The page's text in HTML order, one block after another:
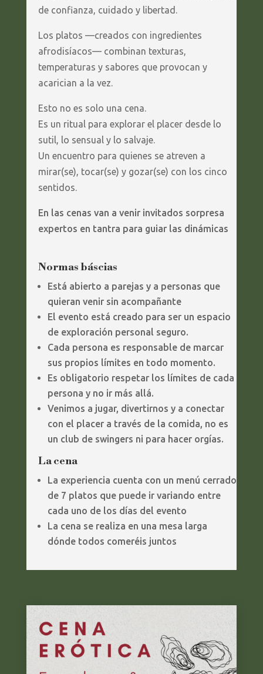
de confianza, cuidado y libertad.
Los platos —creados con ingredientes
afrodisíacos— combinan texturas,
temperaturas y sabores que provocan y
acarician a la vez.
Esto no es solo una cena.
Es un ritual para explorar el placer desde lo
sutil, lo sensual y lo salvaje.
Un encuentro para quienes se atreven a
mirar(se), tocar(se) y gozar(se) con los cinco
sentidos.
En las cenas van a venir invitados sorpresa
expertos en tantra para guiar las dinámicas
Normas báscias
Está abierto a parejas y a personas que
quieran venir sin acompañante
El evento está creado para ser un espacio
de exploración personal seguro.
Cada persona es responsable de marcar
sus propios límites en todo momento.
Es obligatorio respetar los límites de cada
persona y no ir más allá.
Venimos a jugar, divertirnos y a conectar
con el placer a través de la comida, no es
un club de swingers ni para hacer orgías.
La cena
La experiencia cuenta con un menú cerrado
de 7 platos que puede ir variando entre
cada uno de los días del evento
La cena se realiza en una mesa larga
dónde todos comeréis juntos